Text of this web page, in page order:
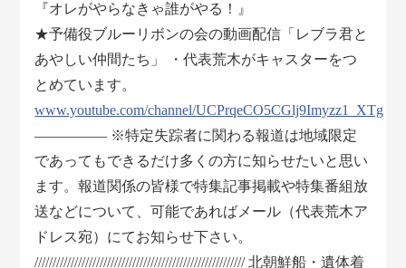
『オレがやらなきゃ誰がやる！』
★予備役ブルーリボンの会の動画配信「レブラ君と
あやしい仲間たち」 ・代表荒木がキャスターをつ
とめています。
www.youtube.com/channel/UCPrqeCO5CGlj9Imyzz1_XTg
――――― ※特定失踪者に関わる報道は地域限定
であってもできるだけ多くの方に知らせたいと思い
ます。報道関係の皆様で特集記事掲載や特集番組放
送などについて、可能であればメール（代表荒木ア
ドレス宛）にてお知らせ下さい。
////////////////////////////////////////////////////////// 北朝鮮船・遺体着